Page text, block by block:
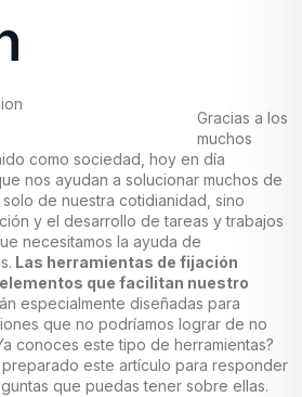
Gracias a los
muchos
como sociedad, hoy en día
nos ayudan a solucionar muchos de
de nuestra cotidianidad, sino
y el desarrollo de tareas y trabajos
necesitamos la ayuda de
Las herramientas de fijación
que facilitan nuestro
especialmente diseñadas para
que no podríamos lograr de no
conoces este tipo de herramientas?
preparado este artículo para responder
que puedas tener sobre ellas.